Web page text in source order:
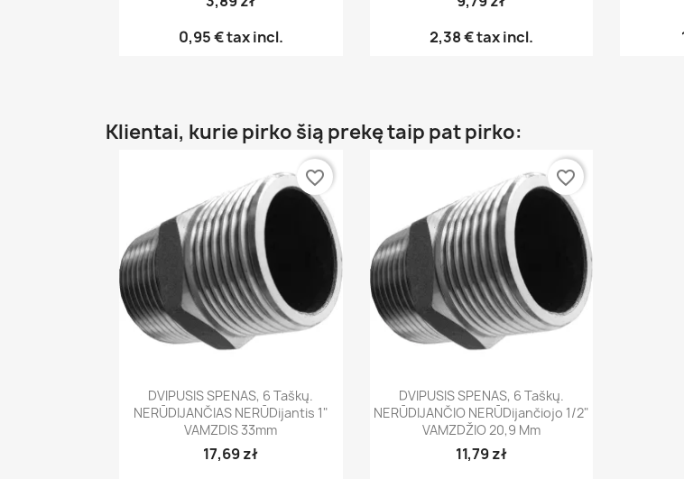
0,95 €tax incl.
2,38 €tax incl.
Klientai, kurie pirko šią prekę taip pat pirko:
Greita peržiūra
DVIPUSIS SPENAS, 6 Taškų.
NERŪDIJANČIAS NERŪDijantis 1"
VAMZDIS 33mm
17,69 zł
favorite_border
Greita peržiūra
DVIPUSIS SPENAS, 6 Taškų.
NERŪDIJANČIO NERŪDijančiojo 1/2"
VAMZDŽIO 20,9 Mm
11,79 zł
favorite_border